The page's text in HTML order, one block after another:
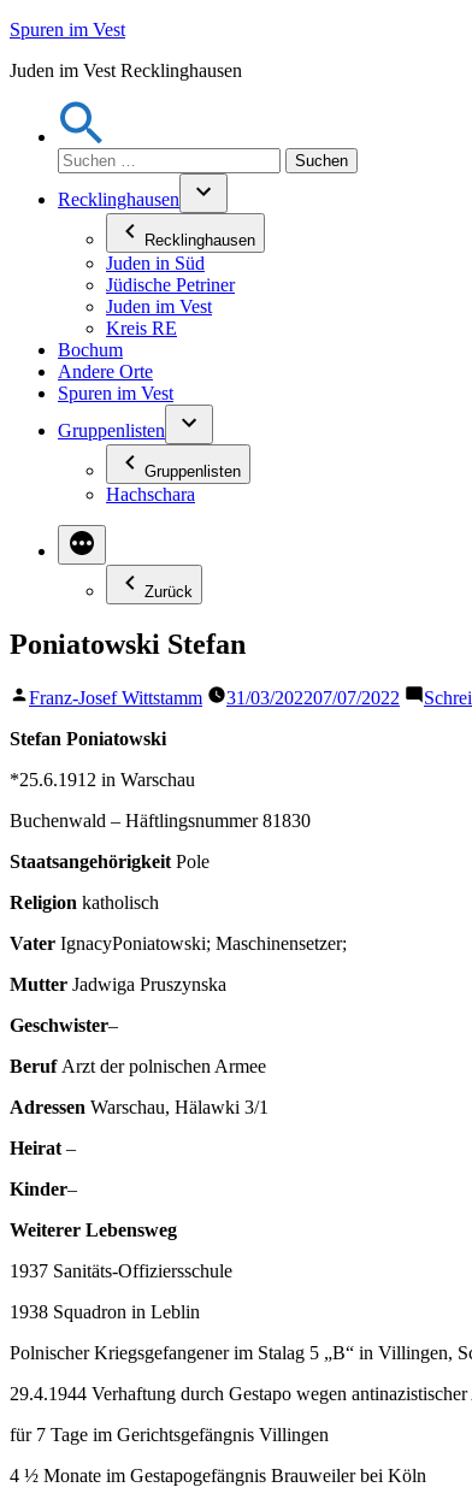
Zum
springen
Spuren im Vest
Juden im Vest Recklinghausen
Suchen
nach:
Recklinghausen
Recklinghausen
Juden in Süd
Jüdische Petriner
Juden im Vest
Kreis RE
Bochum
Andere Orte
Spuren im Vest
Gruppenlisten
Gruppenlisten
Hachschara
Zurück
Poniatowski Stefan
Veröffentlicht
Franz-Josef Wittstamm 31/03/202207/07/2022
Stefan Poniatowski
*25.6.1912 in Warschau
Buchenwald – Häftlingsnummer 81830
Staatsangehörigkeit Pole
Religion katholisch
Vater IgnacyPoniatowski; Maschinensetzer;
Mutter Jadwiga Pruszynska
Geschwister–
Beruf Arzt der polnischen Armee
Adressen Warschau, Hälawki 3/1
Heirat –
Kinder–
Weiterer Lebensweg
1937 Sanitäts-Offiziersschule
1938 Squadron in Leblin
Polnischer Kriegsgefangener im Stalag 5 „B“ in Villingen,
29.4.1944 Verhaftung durch Gestapo wegen
für 7 Tage im Gerichtsgefängnis Villingen
4 ½ Monate im Gestapogefängnis Brauweiler bei Köln